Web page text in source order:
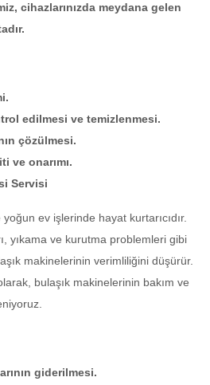
cihazlarınızda meydana gelen
edilmesi ve temizlenmesi.
çözülmesi.
ve onarımı.
Servisi
ev işlerinde hayat kurtarıcıdır.
yıkama ve kurutma problemleri gibi
makinelerinin verimliliğini düşürür.
bulaşık makinelerinin bakım ve
giderilmesi.